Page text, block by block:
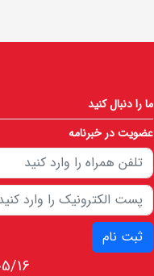
ما را دنبال کنید
عضویت در خبرنامه
ثبت نام
1405/